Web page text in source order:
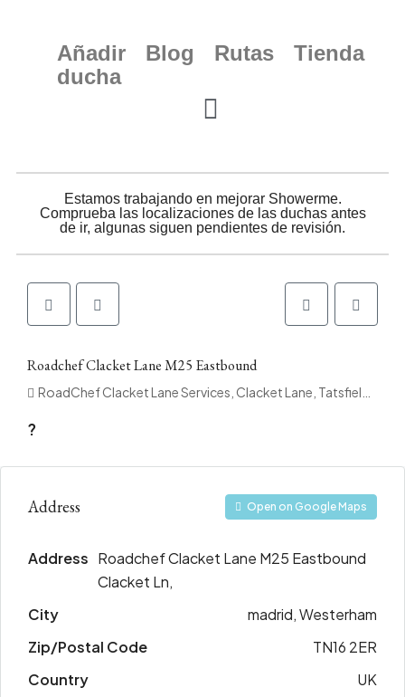
Añadir
ducha
Blog Rutas Tienda
Estamos trabajando en mejorar Showerme.
Comprueba las localizaciones de las duchas antes
de ir, algunas siguen pendientes de revisión.
Roadchef Clacket Lane M25 Eastbound
RoadChef Clacket Lane Services, Clacket Lane, Tatsfield, Tandridge, Surrey, England, TN16 2ER, United Kingdom
?
Address Open on Google Maps
Address Roadchef Clacket Lane M25 Eastbound
Clacket Ln,
City
madrid, Westerham
Zip/Postal Code
TN16 2ER
Country
UK